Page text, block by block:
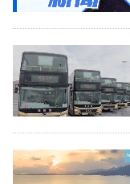
科
技
場
生
時